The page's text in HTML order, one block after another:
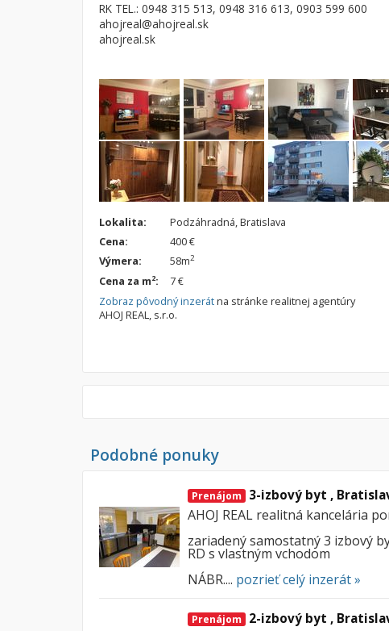
RK TEL.: 0948 315 513, 0948 316 613, 0903 599 600
ahojreal@ahojreal.sk
ahojreal.sk
Lokalita:
Podzáhradná, Bratislava
Cena:
400 €
Výmera:
58m2
Cena za m2:
7 €
Zobraz pôvodný inzerátna stránke realitnej agentúry
AHOJ REAL, s.r.o.
Podobné ponuky
Prenájom 3-izbový byt ,
AHOJ REAL realitná kancelária
zariadený samostatný 3 izbový
RD s vlastným vchodom
NÁBR.... pozrieť celý inzerát »
Prenájom 2-izbový byt ,